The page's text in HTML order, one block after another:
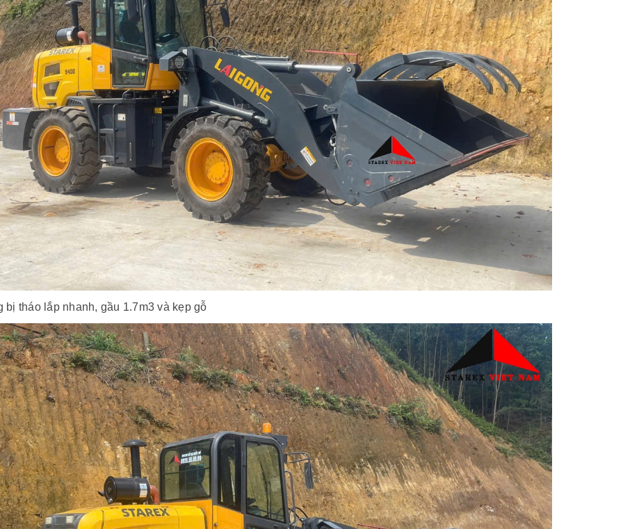
bị tháo lắp nhanh, gầu 1.7m3 và kẹp gỗ